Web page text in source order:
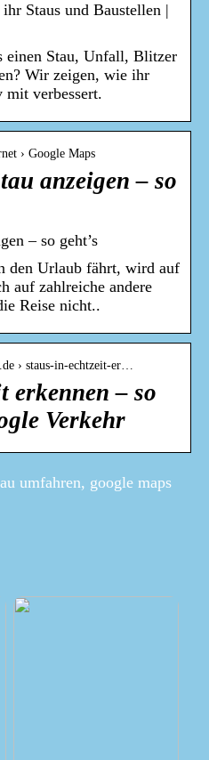
Staus und Baustellen |
Stau, Unfall, Blitzer
Wir zeigen, wie ihr
verbessert.
› Google Maps
anzeigen – so
– so geht’s
den Urlaub fährt, wird auf
auf zahlreiche andere
Reise nicht..
› staus-in-echtzeit-er…
erkennen – so
Verkehr
umfahren, google maps